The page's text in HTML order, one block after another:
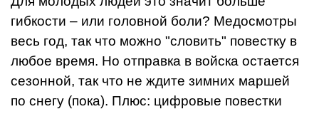
гибкости – или головной боли? Медосмотры
весь год, так что можно "словить" повестку в
любое время. Но отправка в войска остается
сезонной, так что не ждите зимних маршей
по снегу (пока). Плюс: цифровые повестки